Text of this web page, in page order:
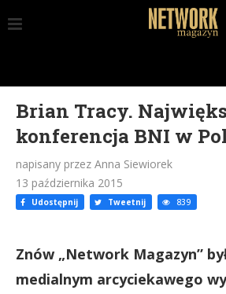
Brian Tracy.
konferencja BNI w
napisany przez Anna Siewiorek
13 października 2015
Udostępnij Tweetnij 839
Znów „Network Magazyn”
medialnym arcyciekawego